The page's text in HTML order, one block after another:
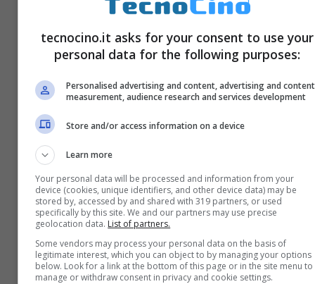
tecnocino.it asks for your consent to use your
personal data for the following purposes:
Personalised advertising and content, advertising and content
measurement, audience research and services development
Store and/or access information on a device
Learn more
Your personal data will be processed and information from your
device (cookies, unique identifiers, and other device data) may be
stored by, accessed by and shared with 319 partners, or used
specifically by this site. We and our partners may use precise
geolocation data. List of partners.
Some vendors may process your personal data on the basis of
legitimate interest, which you can object to by managing your options
below. Look for a link at the bottom of this page or in the site menu to
manage or withdraw consent in privacy and cookie settings.